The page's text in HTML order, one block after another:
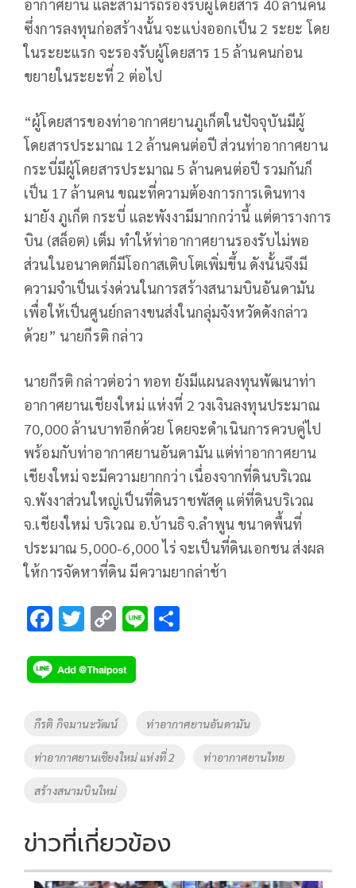
อากาศยาน และสามารถรองรับผู้โดยสาร 40 ล้านคน
ซึ่งการลงทุนก่อสร้างนั้น จะแบ่งออกเป็น 2 ระยะ โดย
ในระยะแรก จะรองรับผู้โดยสาร 15 ล้านคนก่อน
ขยายในระยะที่ 2 ต่อไป
“ผู้โดยสารของท่าอากาศยานภูเก็ตในปัจจุบันมีผู้
โดยสารประมาณ 12 ล้านคนต่อปี ส่วนท่าอากาศยาน
กระบี่มีผู้โดยสารประมาณ 5 ล้านคนต่อปี รวมกันก็
เป็น 17 ล้านคน ขณะที่ความต้องการการเดินทาง
มายัง ภูเก็ต กระบี่ และพังงามีมากกว่านี้ แต่ตารางการ
บิน (สล็อต) เต็ม ทำให้ท่าอากาศยานรองรับไม่พอ
ส่วนในอนาคตก็มีโอกาสเติบโตเพิ่มขึ้น ดังนั้นจึงมี
ความจำเป็นเร่งด่วนในการสร้างสนามบินอันดามัน
เพื่อให้เป็นศูนย์กลางขนส่งในกลุ่มจังหวัดดังกล่าว
ด้วย” นายกีรติ กล่าว
นายกีรติ กล่าวต่อว่า ทอท ยังมีแผนลงทุนพัฒนาท่า
อากาศยานเชียงใหม่ แห่งที่ 2 วงเงินลงทุนประมาณ
70,000 ล้านบาทอีกด้วย โดยจะดำเนินการควบคู่ไป
พร้อมกับท่าอากาศยานอันดามัน แต่ท่าอากาศยาน
เชียงใหม่ จะมีความยากกว่า เนื่องจากที่ดินบริเวณ
จ.พังงาส่วนใหญ่เป็นที่ดินราชพัสดุ แต่ที่ดินบริเวณ
จ.เชียงใหม่ บริเวณ อ.บ้านธิ จ.ลำพูน ขนาดพื้นที่
ประมาณ 5,000-6,000 ไร่ จะเป็นที่ดินเอกชน ส่งผล
ให้การจัดหาที่ดิน มีความยากล่าช้า
F
e
b
o
k
T
tt
er
C
p
y
Li
n
k
Li
Tags
กีรติ กิจมานะวัฒน์ ท่าอากาศยานอันดามัน
ท่าอากาศยานเชียงใหม่ แห่งที่ 2 ท่าอากาศยานไทย
สร้างสนามบินใหม่
ข่าวที่เกี่ยวข้อง